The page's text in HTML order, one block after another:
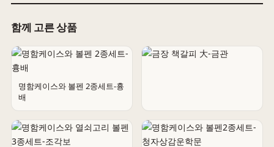
함께 고른 상품
명함케이스와 볼펜 2종세트-흉
배
금장 책갈피 大-금관